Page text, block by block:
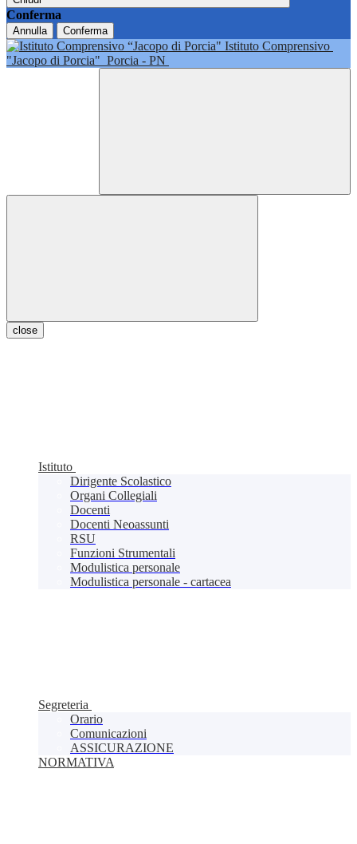
Conferma
Annulla Conferma
Istituto Comprensivo
"Jacopo di Porcia" Porcia - PN
close
Istituto
Dirigente Scolastico
Organi Collegiali
Docenti
Docenti Neoassunti
RSU
Funzioni Strumentali
Modulistica personale
Modulistica personale - cartacea
Segreteria
Orario
Comunicazioni
ASSICURAZIONE
NORMATIVA